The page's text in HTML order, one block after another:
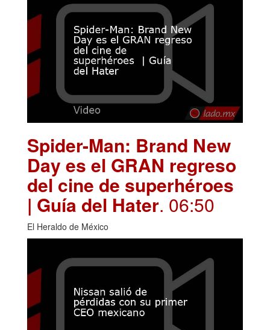
Spider-Man: Brand New
Day es el GRAN regreso
del cine de superhéroes
| Guía del Hater. 06:50
El Heraldo de México